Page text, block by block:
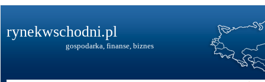
rynekwschodni.pl
gospodarka, finanse, biznes